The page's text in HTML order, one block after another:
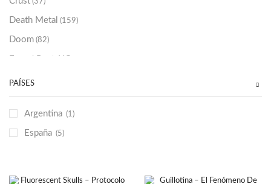
Death Metal (159)
Doom (82)
Emo / Post-HC
Grindcore
Hard Rock (48)
Hardcore (153)
Heavy Metal (91)
Prog
PAÍSES
Argentina (1)
España (5)